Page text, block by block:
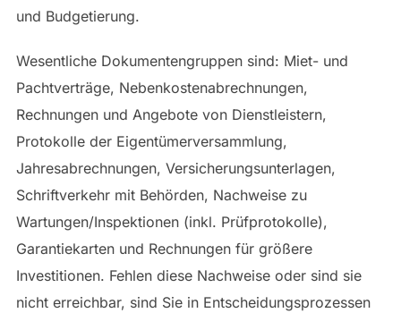
und Budgetierung.
Wesentliche Dokumentengruppen sind: Miet- und
Pachtverträge, Nebenkostenabrechnungen,
Rechnungen und Angebote von Dienstleistern,
Protokolle der Eigentümerversammlung,
Jahresabrechnungen, Versicherungsunterlagen,
Schriftverkehr mit Behörden, Nachweise zu
Wartungen/Inspektionen (inkl. Prüfprotokolle),
Garantiekarten und Rechnungen für größere
Investitionen. Fehlen diese Nachweise oder sind sie
nicht erreichbar, sind Sie in Entscheidungsprozessen